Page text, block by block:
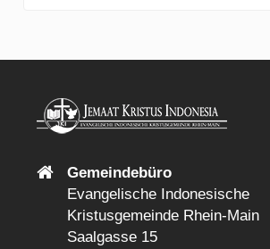
Gemeindebüro
Evangelische Indonesische
Kristusgemeinde Rhein-Main
Saalgasse 15